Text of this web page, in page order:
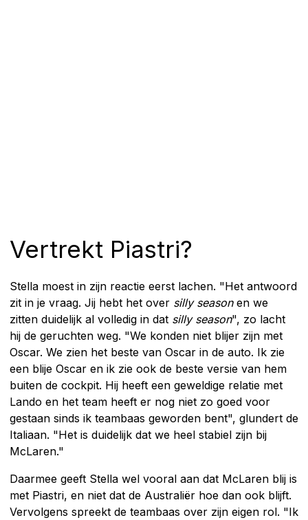
Vertrekt Piastri?
Stella moest in zijn reactie eerst lachen. "Het antwoord
zit in je vraag. Jij hebt het over silly season en we
zitten duidelijk al volledig in dat silly season", zo lacht
hij de geruchten weg. "We konden niet blijer zijn met
Oscar. We zien het beste van Oscar in de auto. Ik zie
een blije Oscar en ik zie ook de beste versie van hem
buiten de cockpit. Hij heeft een geweldige relatie met
Lando en het team heeft er nog niet zo goed voor
gestaan sinds ik teambaas geworden bent", glundert de
Italiaan. "Het is duidelijk dat we heel stabiel zijn bij
McLaren."
Daarmee geeft Stella wel vooral aan dat McLaren blij is
met Piastri, en niet dat de Australiër hoe dan ook blijft.
Vervolgens spreekt de teambaas over zijn eigen rol. "Ik